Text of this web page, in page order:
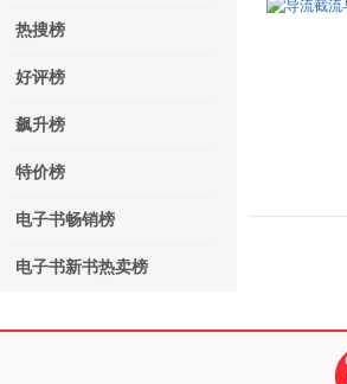
热搜榜
好评榜
飙升榜
特价榜
电子书畅销榜
电子书新书热卖榜